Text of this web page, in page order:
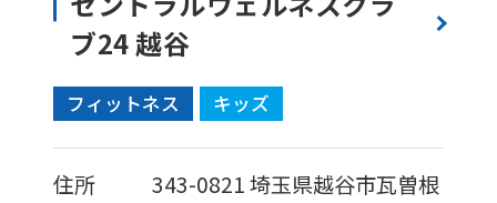
ブ24 越谷
フィットネス キッズ
住所 343-0821埼玉県越谷市瓦曽根